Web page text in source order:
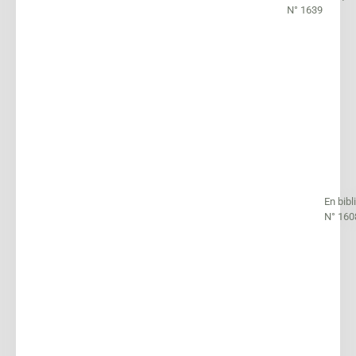
N° 1639
En
N°